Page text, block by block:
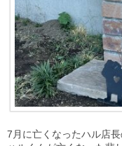
7月に亡くなったハル店